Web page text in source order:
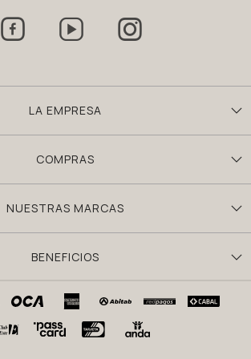
LA EMPRESA
COMPRAS
NUESTRAS MARCAS
BENEFICIOS
  